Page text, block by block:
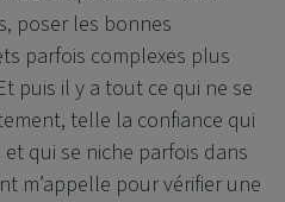
poser les bonnes
parfois complexes plus
puis il y a tout ce qui ne se
telle la confiance qui
qui se niche parfois dans
m’appelle pour vérifier une